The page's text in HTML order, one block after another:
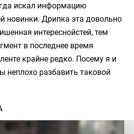
искал информацию
новинки. Дрипка эта довольно
интереснойстей, тем
в последнее время
крайне редко. Посему я и
неплохо разбавить таковой